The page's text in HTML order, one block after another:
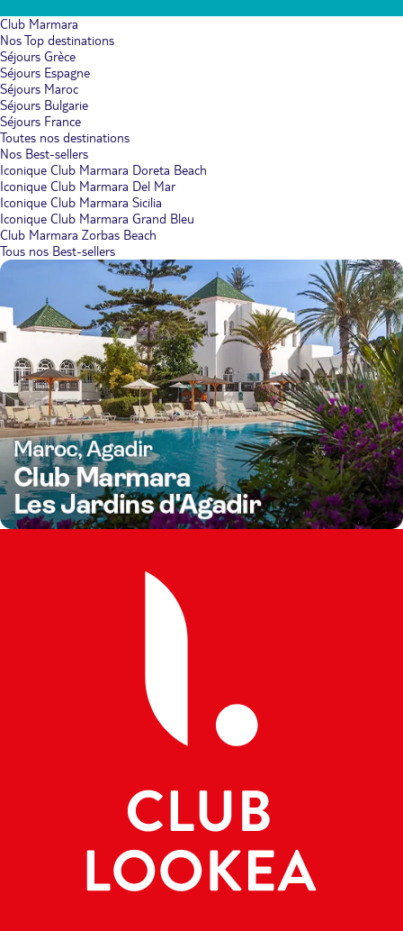
Club Marmara
Nos Top destinations
Séjours Grèce
Séjours Espagne
Séjours Maroc
Séjours Bulgarie
Séjours France
Toutes nos destinations
Nos Best-sellers
Iconique Club Marmara Doreta Beach
Iconique Club Marmara Del Mar
Iconique Club Marmara Sicilia
Iconique Club Marmara Grand Bleu
Club Marmara Zorbas Beach
Tous nos Best-sellers